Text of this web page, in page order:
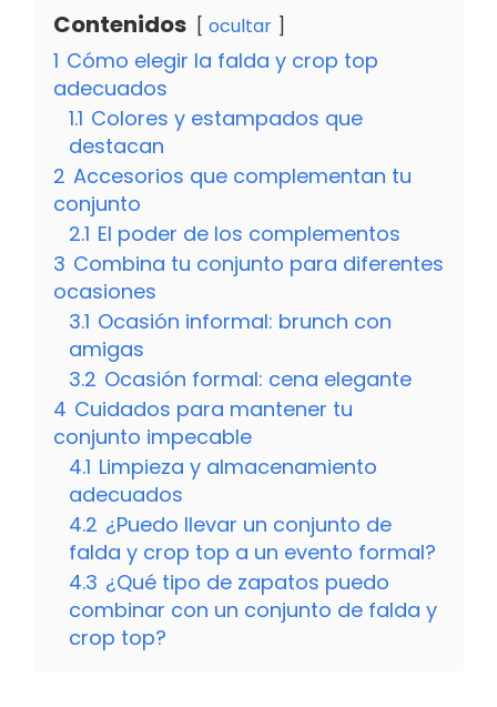
Contenidos ocultar
1 Cómo elegir la falda y crop top
adecuados
1.1 Colores y estampados que
destacan
2 Accesorios que complementan tu
conjunto
2.1 El poder de los complementos
3 Combina tu conjunto para diferentes
ocasiones
3.1 Ocasión informal: brunch con
amigas
3.2 Ocasión formal: cena elegante
4 Cuidados para mantener tu
conjunto impecable
4.1 Limpieza y almacenamiento
adecuados
4.2 ¿Puedo llevar un conjunto de
falda y crop top a un evento formal?
4.3 ¿Qué tipo de zapatos puedo
combinar con un conjunto de falda y
crop top?